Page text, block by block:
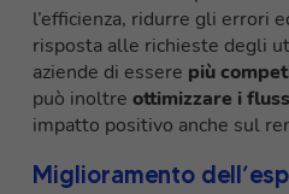
l’efficienza, ridurre gli errori
risposta alle richieste degli
aziende di essere più
può inoltre ottimizzare i
impatto positivo anche sul
Miglioramento